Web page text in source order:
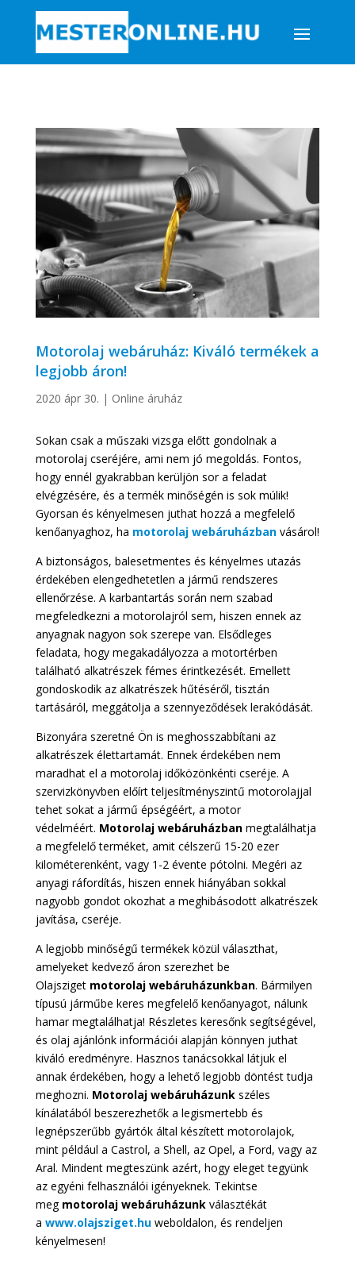
Motorolaj webáruház: Kiváló termékek a
legjobb áron!
2020 ápr 30. | Online áruház
Sokan csak a műszaki vizsga előtt gondolnak a
motorolaj cseréjére, ami nem jó megoldás. Fontos,
hogy ennél gyakrabban kerüljön sor a feladat
elvégzésére, és a termék minőségén is sok múlik!
Gyorsan és kényelmesen juthat hozzá a megfelelő
kenőanyaghoz, ha motorolaj webáruházbanvásárol!
A biztonságos, balesetmentes és kényelmes utazás
érdekében elengedhetetlen a jármű rendszeres
ellenőrzése. A karbantartás során nem szabad
megfeledkezni a motorolajról sem, hiszen ennek az
anyagnak nagyon sok szerepe van. Elsődleges
feladata, hogy megakadályozza a motortérben
található alkatrészek fémes érintkezését. Emellett
gondoskodik az alkatrészek hűtéséről, tisztán
tartásáról, meggátolja a szennyeződések lerakódását.
Bizonyára szeretné Ön is meghosszabbítani az
alkatrészek élettartamát. Ennek érdekében nem
maradhat el a motorolaj időközönkénti cseréje. A
szervizkönyvben előírt teljesítményszintű motorolajjal
tehet sokat a jármű épségéért, a motor
védelméért. Motorolaj webáruházbanmegtalálhatja
a megfelelő terméket, amit célszerű 15-20 ezer
kilométerenként, vagy 1-2 évente pótolni. Megéri az
anyagi ráfordítás, hiszen ennek hiányában sokkal
nagyobb gondot okozhat a meghibásodott alkatrészek
javítása, cseréje.
A legjobb minőségű termékek közül választhat,
amelyeket kedvező áron szerezhet be
Olajsziget motorolaj webáruházunkban. Bármilyen
típusú járműbe keres megfelelő kenőanyagot, nálunk
hamar megtalálhatja! Részletes keresőnk segítségével,
és olaj ajánlónk információi alapján könnyen juthat
kiváló eredményre. Hasznos tanácsokkal látjuk el
annak érdekében, hogy a lehető legjobb döntést tudja
meghozni. Motorolaj webáruházunkszéles
kínálatából beszerezhetők a legismertebb és
legnépszerűbb gyártók által készített motorolajok,
mint például a Castrol, a Shell, az Opel, a Ford, vagy az
Aral. Mindent megteszünk azért, hogy eleget tegyünk
az egyéni felhasználói igényeknek. Tekintse
meg motorolaj webáruházunkválasztékát
a www.olajsziget.huweboldalon, és rendeljen
kényelmesen!